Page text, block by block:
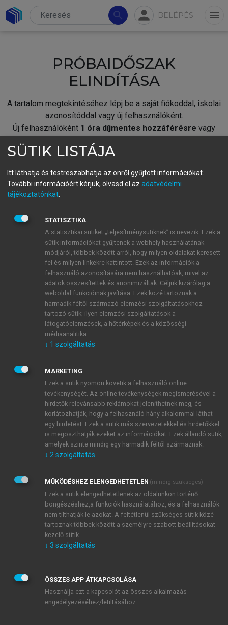
search person BELÉPÉS menu
PRÓBAIDŐSZAK
ELINDÍTÁSA
A tartalom megtekintéséhez lépj be a saját fiókoddal, iskolai
azonosítóddal vagy új felhasználóként.
Új felhasználóként 1 óra díjmentes hozzáférésre vagy
fiókoddal,vagy hozz létre új fiókot.
A regisztráció után apróbaidőszakautomatikusan
BELÉPÉS SAJÁT FIÓKKAL
ÚJ FIÓK LÉTREHOZÁSA
1 óra díjmentes hozzáférés
E-MAIL-CÍM
JELSZÓ
JELSZÓ ÚJRA
Kérek értesítést a MeRSZ újdonságairól, akcióiról.
Kérek értesítést az Akadémiai Kiadó Zrt. újdonságairól,
Adatkezelési tájékoztatóbanfoglaltakat tudomásul
veszem és elfogadom.
Általános vásárlási feltételeket, valamint a szotar.netés a
mersz.huoldalak licencszerződéseiben foglaltakat
tudomásul veszem és elfogadom.
KIPRÓBÁLOM
SÜTIK LISTÁJA
Itt láthatja és testreszabhatja az önről gyűjtött információkat.
További információért kérjük, olvasd el az adatvédelmi
tájékoztatónkat
STATISZTIKA
A statisztikai sütiket „teljesítménysütiknek” is nevezik. Ezek a
sütik információkat gyűjtenek a webhely használatának
módjáról, többek között arról, hogy milyen oldalakat keresett
fel és milyen linkekre kattintott. Ezek az információk a
felhasználó azonosítására nem használhatóak, mivel az
adatok összesítettek és anonimizáltak. Céljuk kizárólag a
weboldal funkcióinak javítása. Ezek közé tartoznak a
harmadik féltől származó elemzési szolgáltatásokhoz
tartozó sütik; ilyen elemzési szolgáltatások a
látogatóelemzések, a hőtérképek és a közösségi
médiaanalitika.
↓ 1 szolgáltatás
MARKETING
Ezek a sütik nyomon követik a felhasználó online
tevékenységét. Az online tevékenységek megismerésével a
hirdetők relevánsabb reklámokat jeleníthetnek meg, és
korlátozhatják, hogy a felhasználó hány alkalommal láthat
egy hirdetést. Ezek a sütik más szervezetekkel és hirdetőkkel
is megoszthatják ezeket az információkat. Ezek állandó sütik,
amelyek szinte mindig egy harmadik féltől származnak.
↓ 2 szolgáltatás
MŰKÖDÉSHEZ ELENGEDHETETLEN (mindig szükséges)
Ezek a sütik elengedhetetlenek az oldalunkon történő
böngészéshez,a funkciók használatához, és a felhasználók
nem tilthatják le azokat. A feltétlenül szükséges sütik közé
tartoznak többek között a személyre szabott beállításokat
kezelő sütik.
↓ 3 szolgáltatás
ÖSSZES APP ÁTKAPCSOLÁSA
Használja ezt a kapcsolót az összes alkalmazás
engedélyezéséhez/letiltásához.